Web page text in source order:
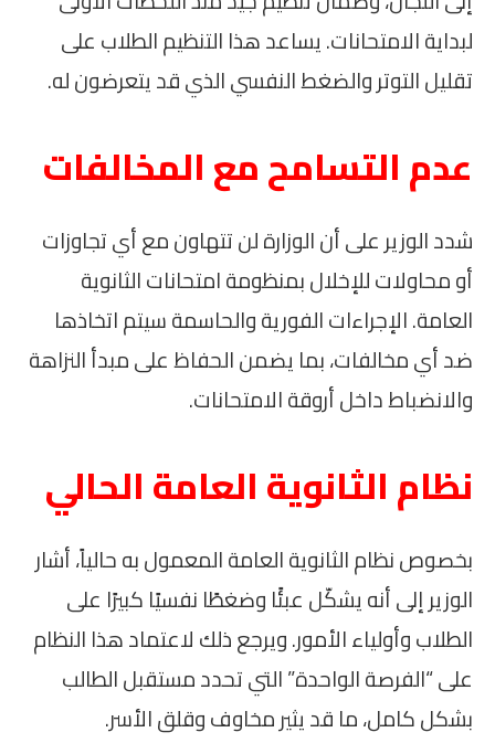
لبداية الامتحانات. يساعد هذا التنظيم الطلاب على
تقليل التوتر والضغط النفسي الذي قد يتعرضون له.
عدم التسامح مع المخالفات
شدد الوزير على أن الوزارة لن تتهاون مع أي تجاوزات
أو محاولات للإخلال بمنظومة امتحانات الثانوية
العامة. الإجراءات الفورية والحاسمة سيتم اتخاذها
ضد أي مخالفات، بما يضمن الحفاظ على مبدأ النزاهة
والانضباط داخل أروقة الامتحانات.
نظام الثانوية العامة الحالي
بخصوص نظام الثانوية العامة المعمول به حالياً، أشار
الوزير إلى أنه يشكّل عبئًا وضغطًا نفسيًا كبيرًا على
الطلاب وأولياء الأمور. ويرجع ذلك لاعتماد هذا النظام
على “الفرصة الواحدة” التي تحدد مستقبل الطالب
بشكل كامل، ما قد يثير مخاوف وقلق الأسر.